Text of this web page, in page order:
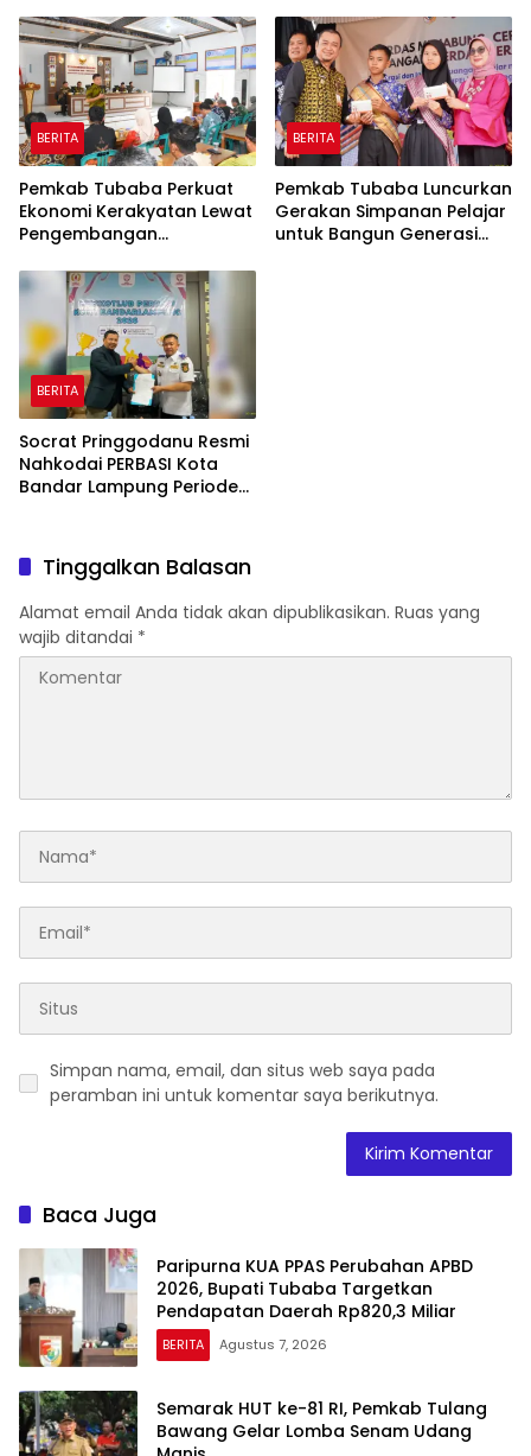
BERITA
Pemkab Tubaba Perkuat
Ekonomi Kerakyatan Lewat
Pengembangan
Penyaluran KUR
BERITA
Pemkab Tubaba Luncurkan
Gerakan Simpanan Pelajar
untuk Bangun Generasi
BERITA
Socrat Pringgodanu Resmi
Nahkodai PERBASI Kota
Bandar Lampung Periode
Tinggalkan Balasan
Alamat email Anda tidak akan dipublikasikan. Ruas yang
wajib ditandai *
Simpan nama, email, dan situs web saya pada
peramban ini untuk komentar saya berikutnya.
Baca Juga
Paripurna KUA PPAS Perubahan APBD
2026, Bupati Tubaba Targetkan
Pendapatan Daerah Rp820,3 Miliar
BERITA Agustus 7, 2026
Semarak HUT ke-81 RI, Pemkab Tulang
Bawang Gelar Lomba Senam Udang